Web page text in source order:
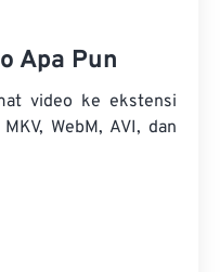
Apa Pun
video ke ekstensi
WebM, AVI, dan